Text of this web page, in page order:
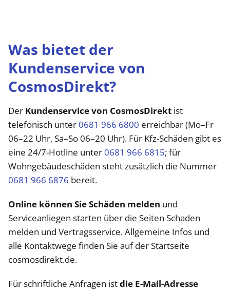
Was bietet der
Kundenservice von
CosmosDirekt?
Der Kundenservice von CosmosDirekt ist
telefonisch unter0681 966 6800 erreichbar (Mo–Fr
06–22 Uhr, Sa–So 06–20 Uhr). Für Kfz-Schäden gibt es
eine 24/7-Hotline unter0681 966 6815; für
Wohngebäudeschäden steht zusätzlich die Nummer
0681 966 6876 bereit.
Online können Sie Schäden melden und
Serviceanliegen starten über die Seiten Schaden
melden und Vertragsservice. Allgemeine Infos und
alle Kontaktwege finden Sie auf der Startseite
cosmosdirekt.de.
Für schriftliche Anfragen istdie E-Mail-Adresse